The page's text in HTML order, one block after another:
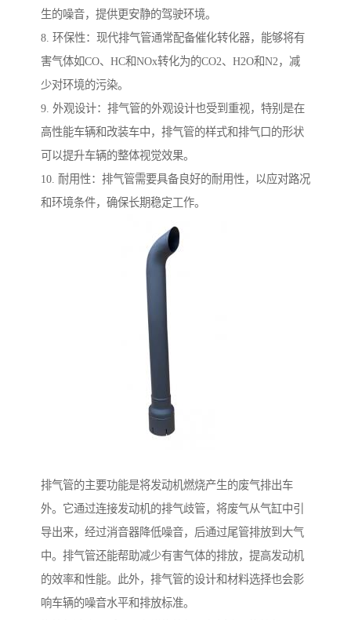
生的噪音，提供更安静的驾驶环境。
8. 环保性：现代排气管通常配备催化转化器，能够将有
害气体如CO、HC和NOx转化为的CO2、H2O和N2，减
少对环境的污染。
9. 外观设计：排气管的外观设计也受到重视，特别是在
高性能车辆和改装车中，排气管的样式和排气口的形状
可以提升车辆的整体视觉效果。
10. 耐用性：排气管需要具备良好的耐用性，以应对路况
和环境条件，确保长期稳定工作。
排气管的主要功能是将发动机燃烧产生的废气排出车
外。它通过连接发动机的排气歧管，将废气从气缸中引
导出来，经过消音器降低噪音，后通过尾管排放到大气
中。排气管还能帮助减少有害气体的排放，提高发动机
的效率和性能。此外，排气管的设计和材料选择也会影
响车辆的噪音水平和排放标准。